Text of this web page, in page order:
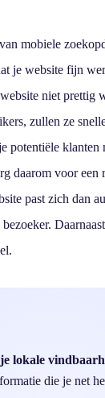
mobiele
je website fijn
niet prettig
zullen ze
potentiële klanten
daarom voor een
past zich dan
lokale
die je net